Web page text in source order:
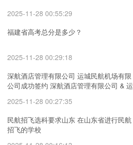
2025-11-28 00:55:29
福建省高考总分是多少？
2025-11-28 00:29:18
深航酒店管理有限公司 运城民航机场有限
公司成功签约 深航酒店管理有限公司 & 运
2025-11-28 00:27:35
民航招飞选科要求山东 在山东省进行民航
招飞的学校